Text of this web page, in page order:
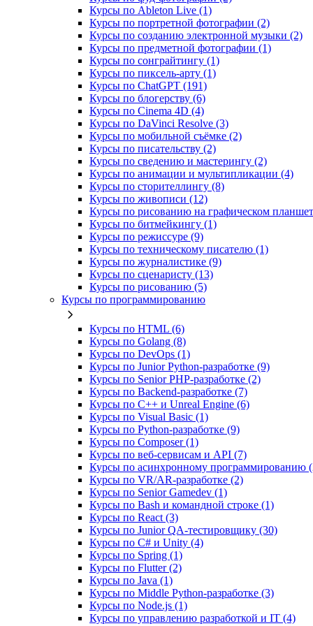
Курсы по Ableton Live (1)
Курсы по портретной фотографии (2)
Курсы по созданию электронной музыки (2)
Курсы по предметной фотографии (1)
Курсы по сонграйтингу (1)
Курсы по пиксель-арту (1)
Курсы по ChatGPT (191)
Курсы по блогерству (6)
Курсы по Cinema 4D (4)
Курсы по DaVinci Resolve (3)
Курсы по мобильной съёмке (2)
Курсы по писательству (2)
Курсы по сведению и мастерингу (2)
Курсы по анимации и мультипликации (4)
Курсы по сторителлингу (8)
Курсы по живописи (12)
Курсы по рисованию на графическом
Курсы по битмейкингу (1)
Курсы по режиссуре (9)
Курсы по техническому писателю (1)
Курсы по журналистике (9)
Курсы по сценаристу (13)
Курсы по рисованию (5)
Курсы по программированию
Курсы по HTML (6)
Курсы по Golang (8)
Курсы по DevOps (1)
Курсы по Junior Python-разработке (9)
Курсы по Senior PHP-разработке (2)
Курсы по Backend‑разработке (7)
Курсы по C++ и Unreal Engine (6)
Курсы по Visual Basic (1)
Курсы по Python-разработке (9)
Курсы по Composer (1)
Курсы по веб‑сервисам и API (7)
Курсы по асинхронному программированию
Курсы по VR/AR‑разработке (2)
Курсы по Senior Gamedev (1)
Курсы по Bash и командной строке (1)
Курсы по React (3)
Курсы по Junior QA-тестировщику (30)
Курсы по C# и Unity (4)
Курсы по Spring (1)
Курсы по Flutter (2)
Курсы по Java (1)
Курсы по Middle Python-разработке (3)
Курсы по Node.js (1)
Курсы по управлению разработкой и IT (4)